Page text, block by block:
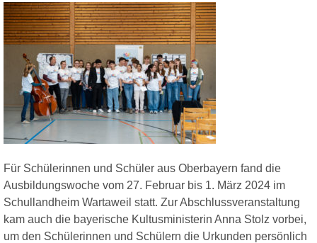
Für Schülerinnen und Schüler aus Oberbayern fand die
Ausbildungswoche vom 27. Februar bis 1. März 2024 im
Schullandheim Wartaweil statt. Zur Abschlussveranstaltung
kam auch die bayerische Kultusministerin Anna Stolz vorbei,
um den Schülerinnen und Schülern die Urkunden persönlich